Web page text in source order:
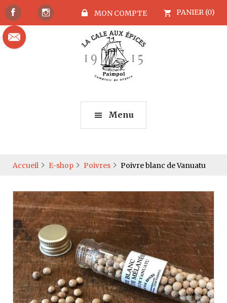
MON COMPTE PANIER (0)
Menu
Accueil E-shop Poivres Poivre blanc de Vanuatu